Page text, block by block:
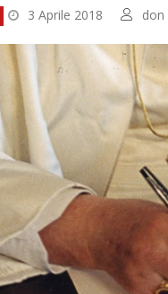
3 Aprile 2018 don